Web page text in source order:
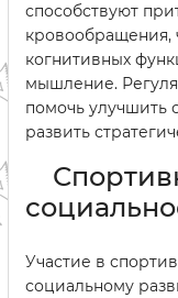
способствуют
кровообращения,
когнитивных
мышление.
помочь улучшить
развить
Участие в
социальному